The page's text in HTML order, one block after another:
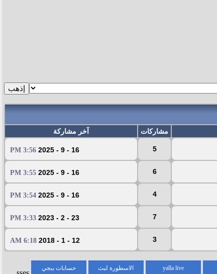
مشاركات آخر مشاركة
5
16 - 9 - 2025
3:56 PM
6
16 - 9 - 2025
3:55 PM
4
16 - 9 - 2025
3:54 PM
7
23 - 2 - 2023
3:33 PM
3
12 - 1 - 2018
6:18 AM
yalla live الاسطورة لبث حسابات ببجي